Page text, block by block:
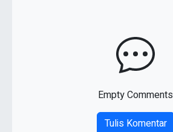
Empty Comments
Tulis Komentar